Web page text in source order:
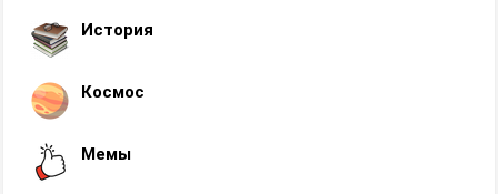
История
Космос
Мемы